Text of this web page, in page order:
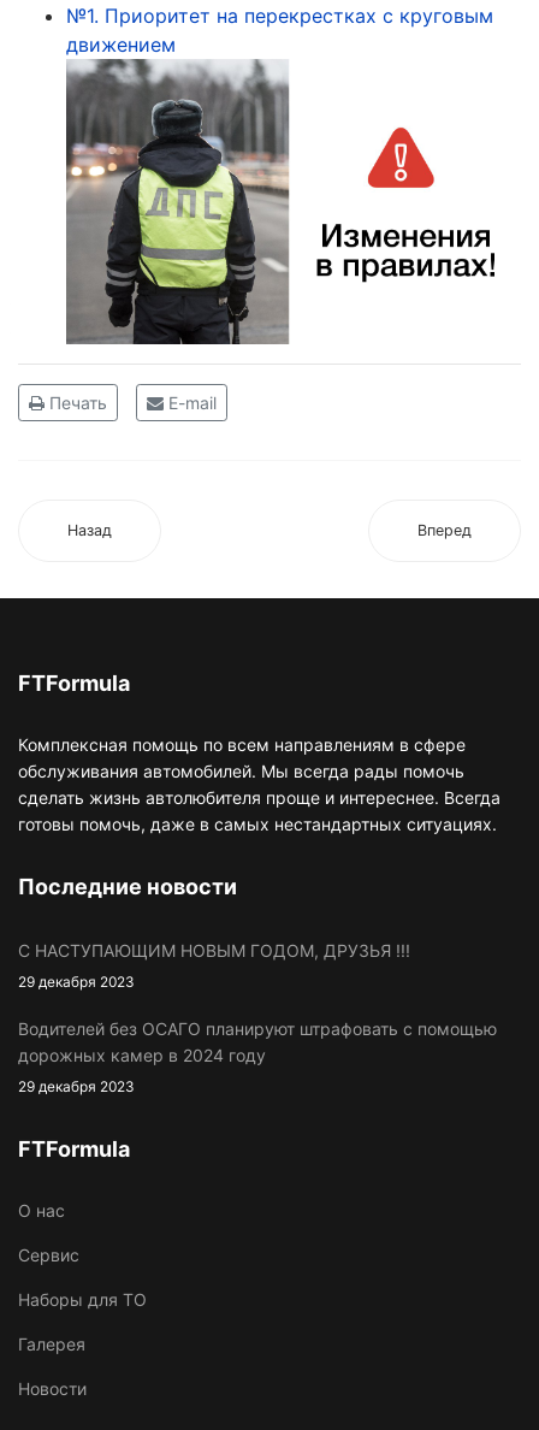
№1. Приоритет на перекрестках с круговым
движением
Печать E-mail
Назад Вперед
FTFormula
Комплексная помощь по всем направлениям в сфере
обслуживания автомобилей. Мы всегда рады помочь
сделать жизнь автолюбителя проще и интереснее. Всегда
готовы помочь, даже в самых нестандартных ситуациях.
Последние новости
С НАСТУПАЮЩИМ НОВЫМ ГОДОМ, ДРУЗЬЯ !!!
29 декабря 2023
Водителей без ОСАГО планируют штрафовать с помощью
дорожных камер в 2024 году
29 декабря 2023
FTFormula
O нас
Сервис
Наборы для ТО
Галерея
Новости